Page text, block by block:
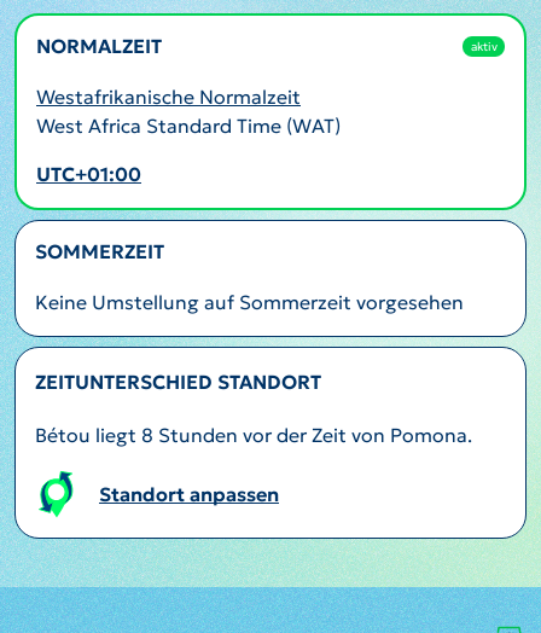
NORMALZEIT aktiv
Westafrikanische Normalzeit
West Africa Standard Time (WAT)
UTC+01:00
SOMMERZEIT
Keine Umstellung auf Sommerzeit vorgesehen
ZEITUNTERSCHIED STANDORT
Bétou liegt 8 Stunden vor der Zeit von Pomona.
Standort anpassen